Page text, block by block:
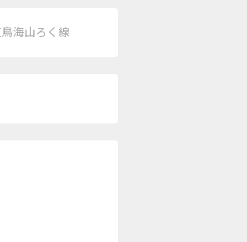
海山ろく線